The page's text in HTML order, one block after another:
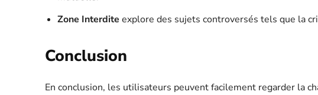
Zone Interdite explore des sujets controversés tels que la
Conclusion
En conclusion, les utilisateurs peuvent facilement regarder la